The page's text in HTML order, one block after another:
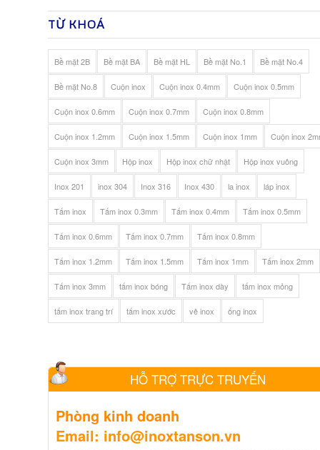
TỪ KHOÁ
Bề mặt 2B Bề mặt BA Bề mặt HL Bề mặt No.1 Bề mặt No.4
Bề mặt No.8 Cuộn inox Cuộn inox 0.4mm Cuộn inox 0.5mm
Cuộn inox 0.6mm Cuộn inox 0.7mm Cuộn inox 0.8mm
Cuộn inox 1.2mm Cuộn inox 1.5mm Cuộn inox 1mm Cuộn inox
Cuộn inox 3mm Hộp inox Hộp inox chữ nhật Hộp inox vuông
Inox 201 inox 304 Inox 316 Inox 430 la inox láp inox
Tấm inox Tấm inox 0.3mm Tấm inox 0.4mm Tấm inox 0.5mm
Tấm inox 0.6mm Tấm inox 0.7mm Tấm inox 0.8mm
Tấm inox 1.2mm Tấm inox 1.5mm Tấm inox 1mm Tấm inox 2mm
Tấm inox 3mm tấm inox bóng Tấm inox dày tấm inox mỏng
tấm inox trang trí tấm inox xước vê inox ống inox
HỖ TRỢ TRỰC TRUYẾN
Phòng kinh doanh
Email: info@inoxtanson.vn